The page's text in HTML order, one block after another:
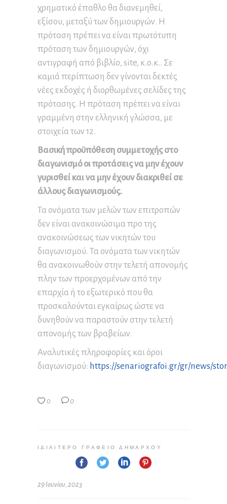
χρηματικό έπαθλο θα διανεμηθεί,
εξίσου, μεταξύ των δημιουργών. Η
πρόταση πρέπει να είναι πρωτότυπη
πρόταση των δημιουργών, όχι
αντιγραφή από βιβλίο, site, κ.ο.κ.. Σε
καμιά περίπτωση δεν γίνονται δεκτές
νέες εκδοχές ή διορθωμένες σελίδες της
πρότασης. Η πρόταση πρέπει να είναι
γραμμένη στην ελληνική γλώσσα, με
στοιχεία των 12.
Βασική προϋπόθεση συμμετοχής στο
διαγωνισμό οι προτάσεις να μην έχουν
γυρισθεί και να μην έχουν διακριθεί σε
άλλους διαγωνισμούς.
Τα ονόματα των μελών των επιτροπών
δεν είναι ανακοινώσιμα προ της
ανακοινώσεως των νικητών του
διαγωνισμού. Τα ονόματα των νικητών
θα ανακοινωθούν στην τελετή απονομής
πλην των προερχομένων από την
επαρχία ή το εξωτερικό που θα
προσκαλούνται εγκαίρως ώστε να
δυνηθούν να παραστούν στην τελετή
απονομής των βραβείων.
Αναλυτικές πληροφορίες και όροι
διαγωνισμού: https://senariografoi.gr/gr/news/
0 0
ΙΔΙΑΊΤΕΡΟ ΓΡΑΦΕΊΟ ΔΗΜΆΡΧΟΥ
29 Ιουνίου, 2023